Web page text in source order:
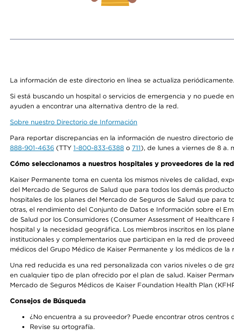
La información de este directorio en línea se actualiza
Si está buscando un hospital o servicios de emergencia y no puede
ayuden a encontrar una alternativa dentro de la red.
Sobre nuestro Directorio de Información
Para reportar discrepancias en la información de nuestro directorio
888-901-4636 (TTY 1-800-833-6388 o 711), de lunes a viernes de 8 a.
Cómo seleccionamos a nuestros hospitales y proveedores de la red
Kaiser Permanente toma en cuenta los mismos niveles de calidad,
del Mercado de Seguros de Salud que para todos los demás
hospitales de los planes del Mercado de Seguros de Salud que para
otras, el rendimiento del Conjunto de Datos e Información sobre el
de Salud por los Consumidores (Consumer Assessment of
hospital y la necesidad geográfica. Los miembros inscritos en los
institucionales y complementarios que participan en la red de
médicos del Grupo Médico de Kaiser Permanente y los médicos de
Una red reducida es una red personalizada con varios niveles o de
en cualquier tipo de plan ofrecido por el plan de salud. Kaiser
Mercado de Seguros Médicos de Kaiser Foundation Health Plan
Consejos de Búsqueda
¿No encuentra a su proveedor? Puede encontrar otros centros
Revise su ortografía.